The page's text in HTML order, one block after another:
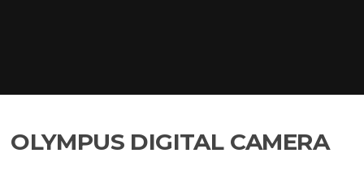
OLYMPUS DIGITAL CAMERA